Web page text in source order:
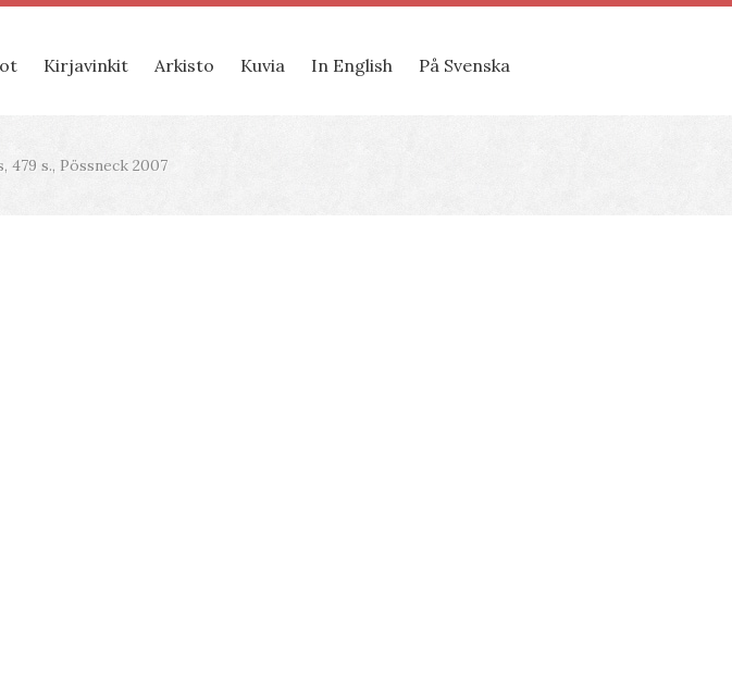
Kirjavinkit Arkisto Kuvia In English På Svenska
479 s., Pössneck 2007